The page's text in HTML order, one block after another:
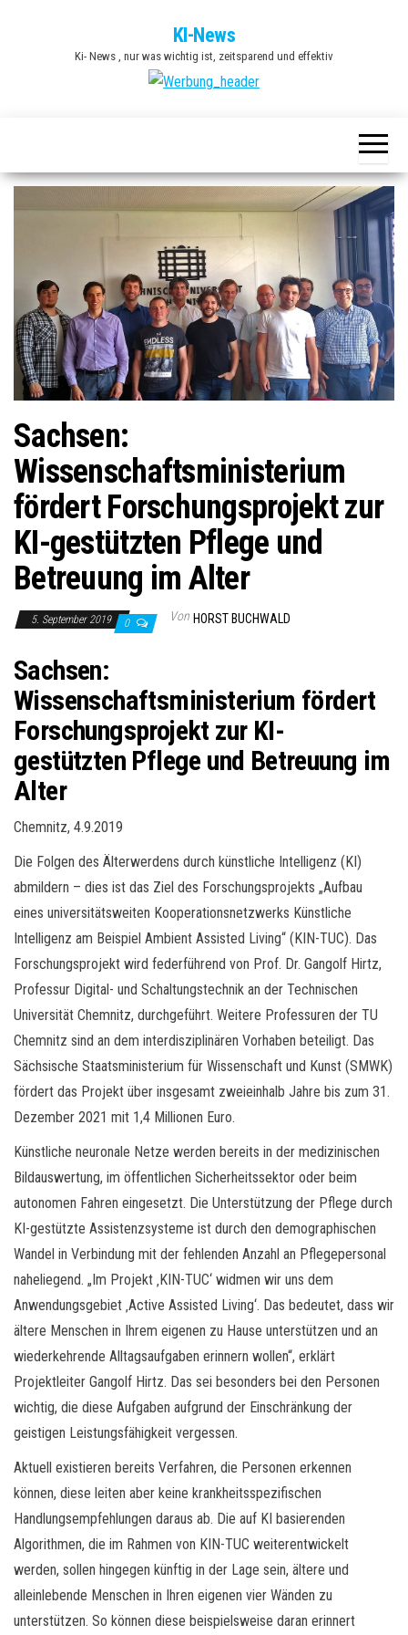
KI-News
Ki- News , nur was wichtig ist, zeitsparend und effektiv
Sachsen:
Wissenschaftsministerium
fördert Forschungsprojekt zur
KI-gestützten Pflege und
Betreuung im Alter
5. September 2019 0 Von HORST BUCHWALD
Sachsen:
Wissenschaftsministerium fördert
Forschungsprojekt zur KI-
gestützten Pflege und Betreuung im
Alter
Chemnitz, 4.9.2019
Die Folgen des Älterwerdens durch künstliche Intelligenz (KI)
abmildern – dies ist das Ziel des Forschungsprojekts „Aufbau
eines universitätsweiten Kooperationsnetzwerks Künstliche
Intelligenz am Beispiel Ambient Assisted Living“ (KIN-TUC). Das
Forschungsprojekt wird federführend von Prof. Dr. Gangolf Hirtz,
Professur Digital- und Schaltungstechnik an der Technischen
Universität Chemnitz, durchgeführt. Weitere Professuren der TU
Chemnitz sind an dem interdisziplinären Vorhaben beteiligt. Das
Sächsische Staatsministerium für Wissenschaft und Kunst (SMWK)
fördert das Projekt über insgesamt zweieinhalb Jahre bis zum 31.
Dezember 2021 mit 1,4 Millionen Euro.
Künstliche neuronale Netze werden bereits in der medizinischen
Bildauswertung, im öffentlichen Sicherheitssektor oder beim
autonomen Fahren eingesetzt. Die Unterstützung der Pflege durch
KI-gestützte Assistenzsysteme ist durch den demographischen
Wandel in Verbindung mit der fehlenden Anzahl an Pflegepersonal
naheliegend. „Im Projekt ‚KIN-TUC‘ widmen wir uns dem
Anwendungsgebiet ‚Active Assisted Living‘. Das bedeutet, dass wir
ältere Menschen in Ihrem eigenen zu Hause unterstützen und an
wiederkehrende Alltagsaufgaben erinnern wollen“, erklärt
Projektleiter Gangolf Hirtz. Das sei besonders bei den Personen
wichtig, die diese Aufgaben aufgrund der Einschränkung der
geistigen Leistungsfähigkeit vergessen.
Aktuell existieren bereits Verfahren, die Personen erkennen
können, diese leiten aber keine krankheitsspezifischen
Handlungsempfehlungen daraus ab. Die auf KI basierenden
Algorithmen, die im Rahmen von KIN-TUC weiterentwickelt
werden, sollen hingegen künftig in der Lage sein, ältere und
alleinlebende Menschen in Ihren eigenen vier Wänden zu
unterstützen. So können diese beispielsweise daran erinnert